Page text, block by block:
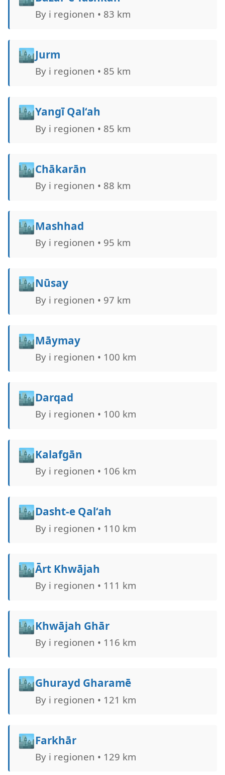
By i regionen • 83 km
🏙️Jurm
By i regionen • 85 km
🏙️Yangī Qal‘ah
By i regionen • 85 km
🏙️Chākarān
By i regionen • 88 km
🏙️Mashhad
By i regionen • 95 km
🏙️Nūsay
By i regionen • 97 km
🏙️Māymay
By i regionen • 100 km
🏙️Darqad
By i regionen • 100 km
🏙️Kalafgān
By i regionen • 106 km
🏙️Dasht-e Qal‘ah
By i regionen • 110 km
🏙️Ārt Khwājah
By i regionen • 111 km
🏙️Khwājah Ghār
By i regionen • 116 km
🏙️Ghurayd Gharamē
By i regionen • 121 km
🏙️Farkhār
By i regionen • 129 km